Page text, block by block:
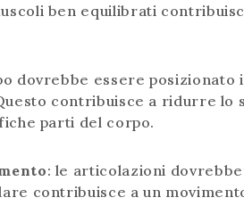
ben equilibrati
dovrebbe essere
contribuisce a ridurre lo
parti del corpo.
: le articolazioni
contribuisce a un